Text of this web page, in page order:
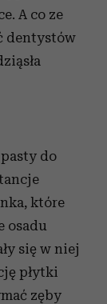
A co ze
dentystów
do
które
osadu
się w niej
płytki
zęby